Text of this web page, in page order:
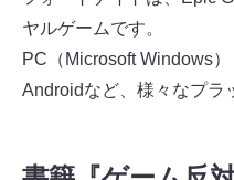
ヤルゲームです。
PC（Microsoft Windows
Androidなど、様々なプラ